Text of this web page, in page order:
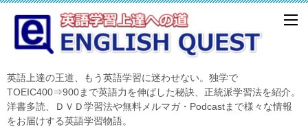
英語上達の王道、もう英語学習に迷わせない。独学で
TOEIC400⇒900まで英語力を伸ばした秘訣、正統派学習法を紹介。
洋書多読、ＤＶＤ学習法や無料メルマガ・Podcastまで様々な情報
をお届けする英語学習物語。